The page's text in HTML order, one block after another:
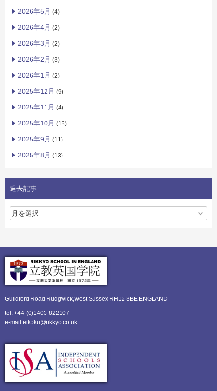
2026年5月 (4)
2026年4月 (2)
2026年3月 (2)
2026年2月 (3)
2026年1月 (2)
2025年12月 (9)
2025年11月 (4)
2025年10月 (16)
2025年9月 (11)
2025年8月 (13)
過去記事
Guildford Road,Rudgwick,West Sussex RH12 3BE ENGLAND
tel: +44-(0)1403-822107
e-mail:eikoku@rikkyo.co.uk